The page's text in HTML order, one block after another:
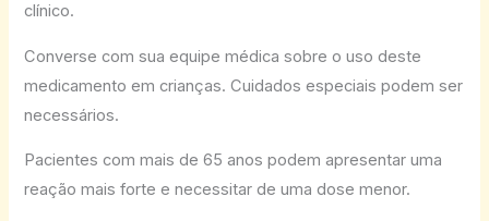
clínico.
Converse com sua equipe médica sobre o uso deste
medicamento em crianças. Cuidados especiais podem ser
necessários.
Pacientes com mais de 65 anos podem apresentar uma
reação mais forte e necessitar de uma dose menor.